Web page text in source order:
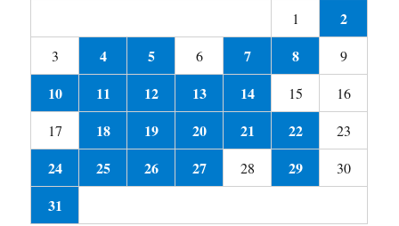
1 2
3 4 5 6 7 8 9
10 11 12 13 14 15
16
17
18 19 20 21 22 23
24 25 26 27 28 29 30
31